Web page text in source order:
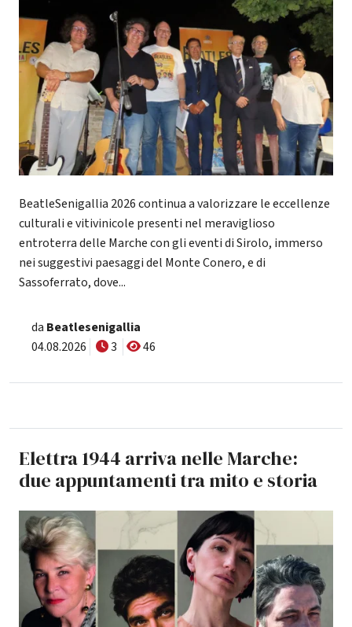
BeatleSenigallia 2026 continua a valorizzare le eccellenze
culturali e vitivinicole presenti nel meraviglioso
entroterra delle Marche con gli eventi di Sirolo, immerso
nei suggestivi paesaggi del Monte Conero, e di
Sassoferrato, dove...
da Beatlesenigallia
04.08.2026
3 46
Elettra 1944 arriva nelle Marche:
due appuntamenti tra mito e storia